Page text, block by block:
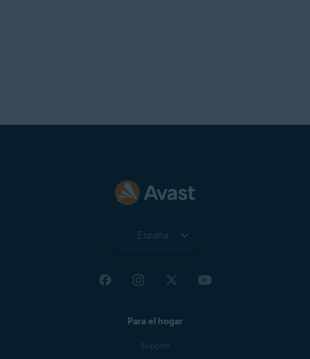
España
Para el hogar
Soporte